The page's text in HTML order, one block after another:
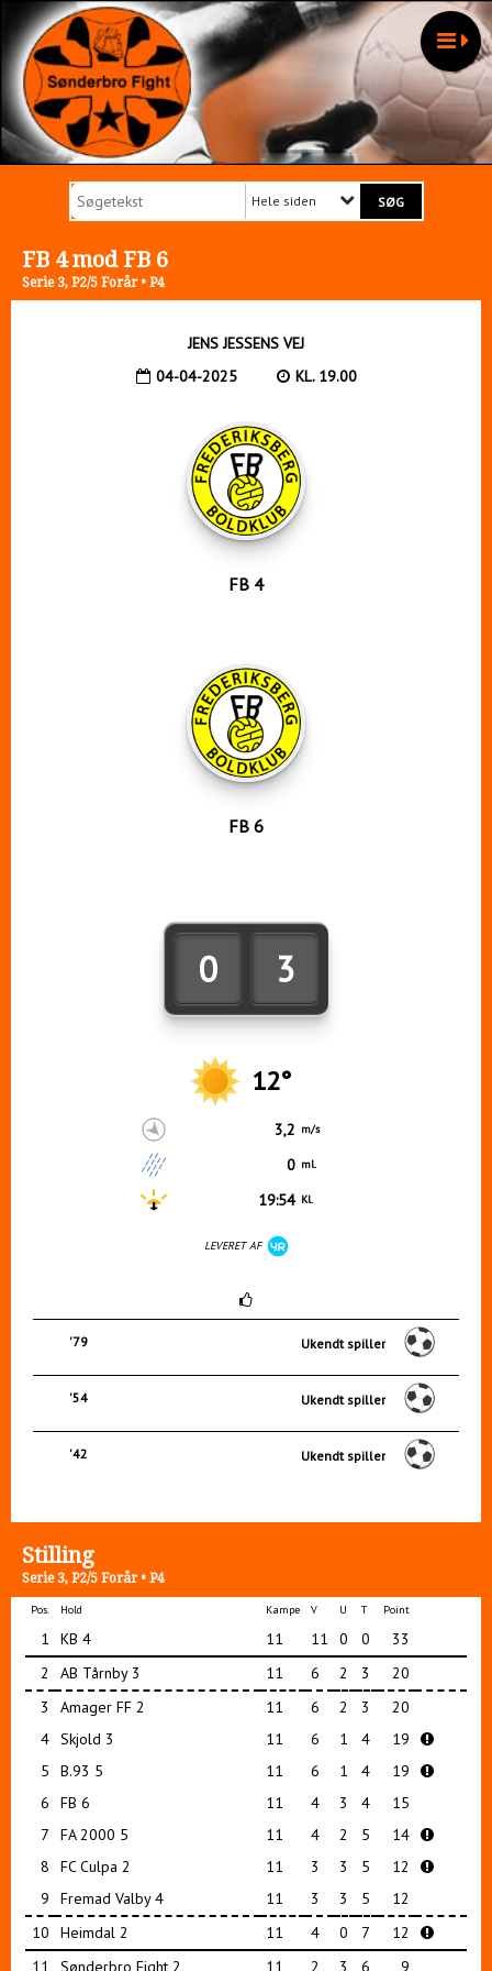
Hele siden
FB 4 mod FB 6
Serie 3, P2/5 Forår • P4
JENS JESSENS VEJ
04-04-2025
KL. 19.00
FB 4
0 3
12°
3,2 m/s
0 ml.
19:54 Kl.
LEVERET AF
FB 6
'79 Ukendt spiller
'54 Ukendt spiller
'42 Ukendt spiller
Stilling
Serie 3, P2/5 Forår • P4
Pos. Hold Kampe V U T Point
1 KB 4 11 11 0 0
33
2
AB Tårnby 3 11 6 2 3
20
3
Amager FF 2 11 6 2 3
20
4 Skjold 3 11 6 1 4
19
5
B.93 5 11 6 1 4
19
6
FB 6 11 4 3 4
15
7
FA 2000 5 11 4 2 5
14
8
FC Culpa 2 11 3 3 5
12
9
Fremad Valby 4 11 3 3 5
12
10
Heimdal 2 11 4 0 7
12
11
Sønderbro Fight 2 11 2 3 6 9